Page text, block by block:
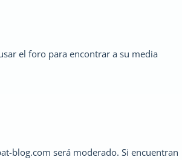
el foro para encontrar a su media
blog.com será moderado. Si encuentran